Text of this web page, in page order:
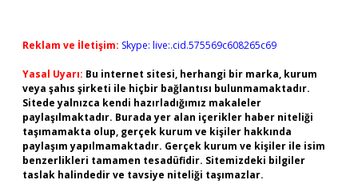
Reklam ve İletişim: Skype: live:.cid.575569c608265c69
Yasal Uyarı: Bu internet sitesi, herhangi bir marka, kurum
veya şahıs şirketi ile hiçbir bağlantısı bulunmamaktadır.
Sitede yalnızca kendi hazırladığımız makaleler
paylaşılmaktadır. Burada yer alan içerikler haber niteliği
taşımamakta olup, gerçek kurum ve kişiler hakkında
paylaşım yapılmamaktadır. Gerçek kurum ve kişiler ile isim
benzerlikleri tamamen tesadüfidir. Sitemizdeki bilgiler
taslak halindedir ve tavsiye niteliği taşımazlar.